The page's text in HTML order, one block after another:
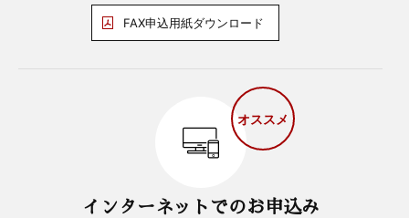
FAX申込用紙ダウンロード
オススメ
インターネットでのお申込み